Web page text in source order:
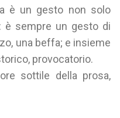
è un gesto non solo
è sempre un gesto di
una beffa; e insieme
provocatorio.
sottile della prosa,